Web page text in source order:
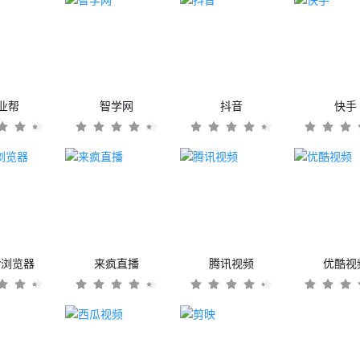
帮 智学网 抖音 快手
览器 来疯直播 腾讯视频 优酷视